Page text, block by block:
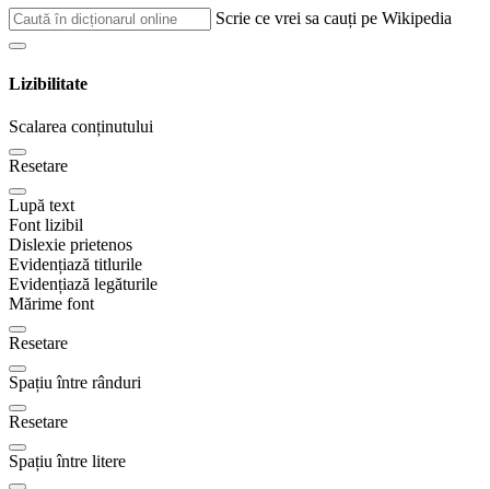
Scrie ce vrei sa cauți pe Wikipedia
Lizibilitate
Scalarea conținutului
Resetare
Lupă text
Font lizibil
Dislexie prietenos
Evidențiază titlurile
Evidențiază legăturile
Mărime font
Resetare
Spațiu între rânduri
Resetare
Spațiu între litere